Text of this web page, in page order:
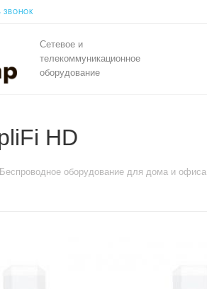
ЗВОНОК
Сетевое и
телекоммуникационное
оборудование
HD
Беспроводное оборудование для дома и офиса